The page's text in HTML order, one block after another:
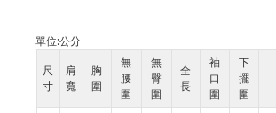
單位:公分
尺
寸
肩
寬
胸
圍
無
腰
圍
無
臀
圍
全
長
袖
口
圍
下
擺
圍